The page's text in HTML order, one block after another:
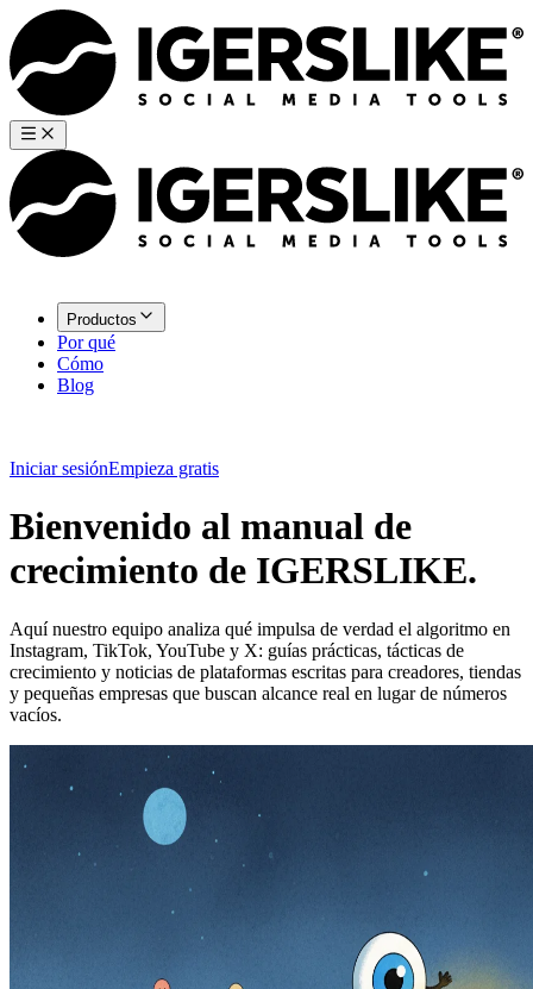
Productos
Por qué
Cómo
Blog
Iniciar sesiónEmpieza gratis
Bienvenido al manual de
crecimiento de IGERSLIKE.
Aquí nuestro equipo analiza qué impulsa de verdad el algoritmo en
Instagram, TikTok, YouTube y X: guías prácticas, tácticas de
crecimiento y noticias de plataformas escritas para creadores, tiendas
y pequeñas empresas que buscan alcance real en lugar de números
vacíos.